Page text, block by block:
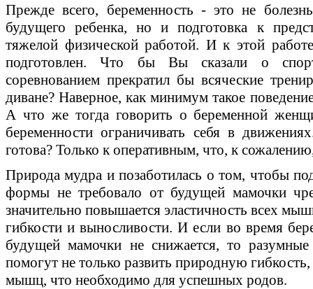
Прежде всего, беременность - это не
будущего ребенка, но и подготовка к
тяжелой физической работой. И к этой
подготовлен. Что бы Вы сказали о
соревнованием прекратил бы всяческие
диване? Наверное, как минимум такое
А что же тогда говорить о беременной
беременности ограничивать себя в
готова? Только к оперативным, что, к
Природа мудра и позаботилась о том, чтобы
формы не требовало от будущей мамочки
значительно повышается эластичность всех
гибкости и выносливости. И если во время
будущей мамочки не снижается, то
помогут не только развить природную
мышц, что необходимо для успешных родов.